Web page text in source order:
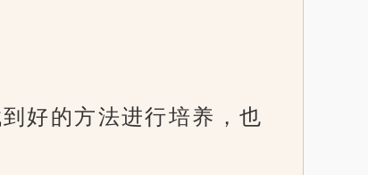
好的方法进行培养，也